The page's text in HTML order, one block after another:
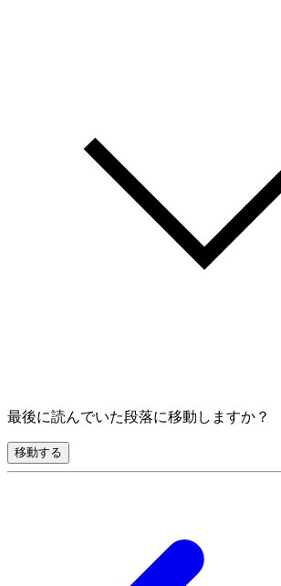
最後に読んでいた段落に移動しますか？
移動する